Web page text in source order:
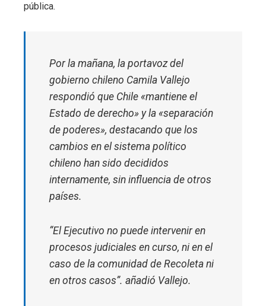
pública.
Por la mañana, la portavoz del
gobierno chileno Camila Vallejo
respondió que Chile «mantiene el
Estado de derecho» y la «separación
de poderes», destacando que los
cambios en el sistema político
chileno han sido decididos
internamente, sin influencia de otros
países.
“El Ejecutivo no puede intervenir en
procesos judiciales en curso, ni en el
caso de la comunidad de Recoleta ni
en otros casos”. añadió Vallejo.